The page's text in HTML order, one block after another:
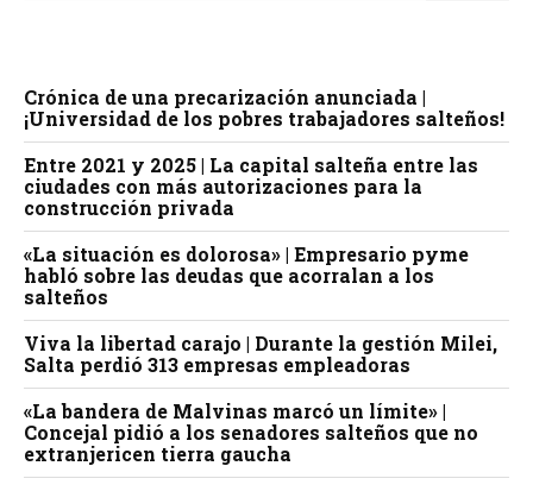
Crónica de una precarización anunciada |
¡Universidad de los pobres trabajadores salteños!
Entre 2021 y 2025 | La capital salteña entre las
ciudades con más autorizaciones para la
construcción privada
«La situación es dolorosa» | Empresario pyme
habló sobre las deudas que acorralan a los
salteños
Viva la libertad carajo | Durante la gestión Milei,
Salta perdió 313 empresas empleadoras
«La bandera de Malvinas marcó un límite» |
Concejal pidió a los senadores salteños que no
extranjericen tierra gaucha